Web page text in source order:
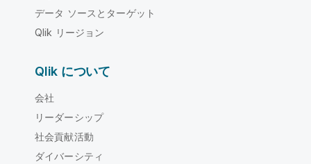
データ ソースとターゲット
Qlik リージョン
Qlik について
会社
リーダーシップ
社会貢献活動
ダイバーシティ